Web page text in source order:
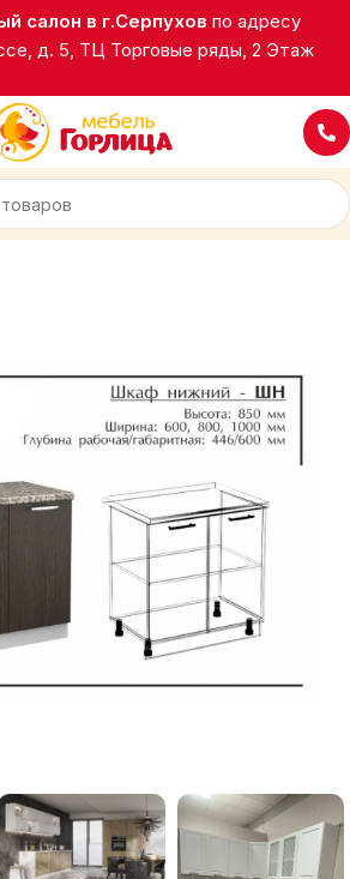
салон в г.Серпухов по адресу
д. 5, ТЦ Торговые ряды, 2 Этаж